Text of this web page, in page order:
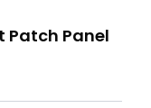
Patch Panel